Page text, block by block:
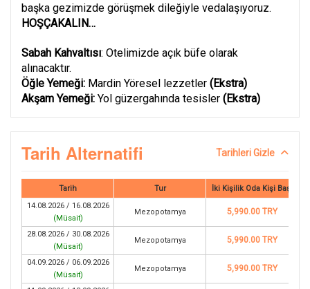
başka gezimizde görüşmek dileğiyle vedalaşıyoruz.
HOŞÇAKALIN…
Sabah Kahvaltısı: Otelimizde açık büfe olarak
alınacaktır.
Öğle Yemeği: Mardin Yöresel lezzetler (Ekstra)
Akşam Yemeği: Yol güzergahında tesisler (Ekstra)
Tarih Alternatifi Tarihleri Gizle
Tarih Tur
İki Kişilik Oda Kişi Başı
14.08.2026 / 16.08.2026
(Müsait)
Mezopotamya 5,990.00 TRY
28.08.2026 / 30.08.2026
(Müsait)
Mezopotamya 5,990.00 TRY
04.09.2026 / 06.09.2026
(Müsait)
Mezopotamya 5,990.00 TRY